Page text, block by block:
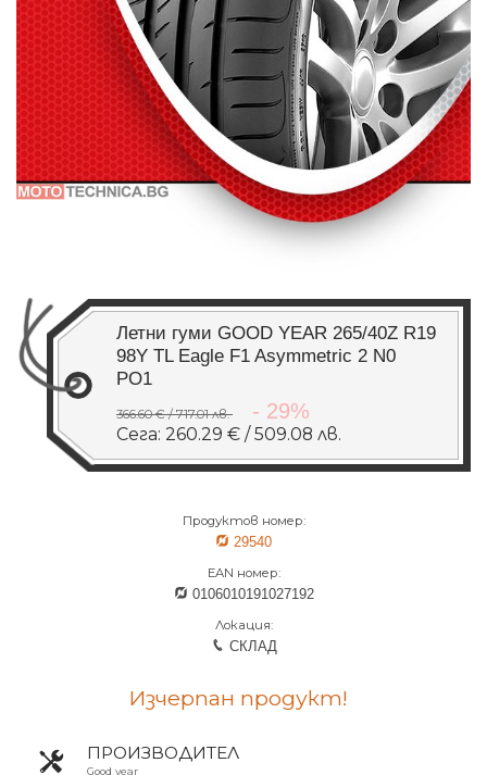
Летни гуми GOOD YEAR 265/40Z R19
98Y TL Eagle F1 Asymmetric 2 N0
PO1
366.60 € / 717.01 лв. - 29%
Сега: 260.29 € / 509.08 лв.
Продуктов номер:
29540
EAN номер:
0106010191027192
Локация:
СКЛАД
Изчерпан продукт!
ПРОИЗВОДИТЕЛ
Good year